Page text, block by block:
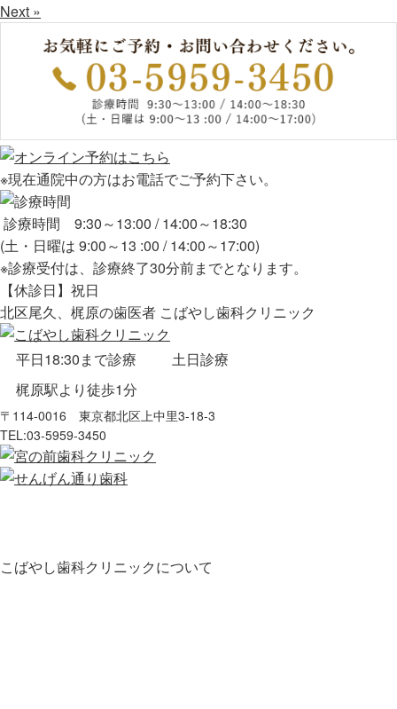
Next »
※現在通院中の方はお電話でご予約下さい。
診療時間 9:30～13:00 / 14:00～18:30
(土・日曜は 9:00～13 :00 / 14:00～17:00)
※診療受付は、診療終了30分前までとなります。
【休診日】祝日
北区尾久、梶原の歯医者 こばやし歯科クリニック
平日18:30まで診療
土日診療
梶原駅より徒歩1分
〒114-0016 東京都北区上中里3-18-3
TEL:03-5959-3450
こばやし歯科クリニックについて